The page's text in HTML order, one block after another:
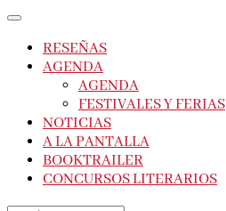
RESEÑAS
AGENDA
AGENDA
FESTIVALES Y FERIAS
NOTICIAS
A LA PANTALLA
BOOKTRAILER
CONCURSOS LITERARIOS